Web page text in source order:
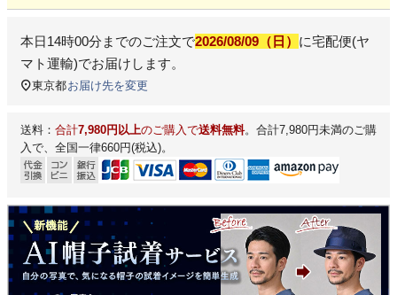
本日14時00分 までのご注文で2026/08/09（日） に宅配便(ヤ
マト運輸)でお届けします。
東京都お届け先を変更
送料： 合計7,980円以上のご購入で送料無料。合計7,980円未満のご購
入で、全国一律660円(税込)。